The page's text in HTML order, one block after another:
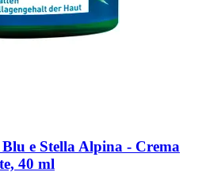
e Stella Alpina -​ Crema
40 ml